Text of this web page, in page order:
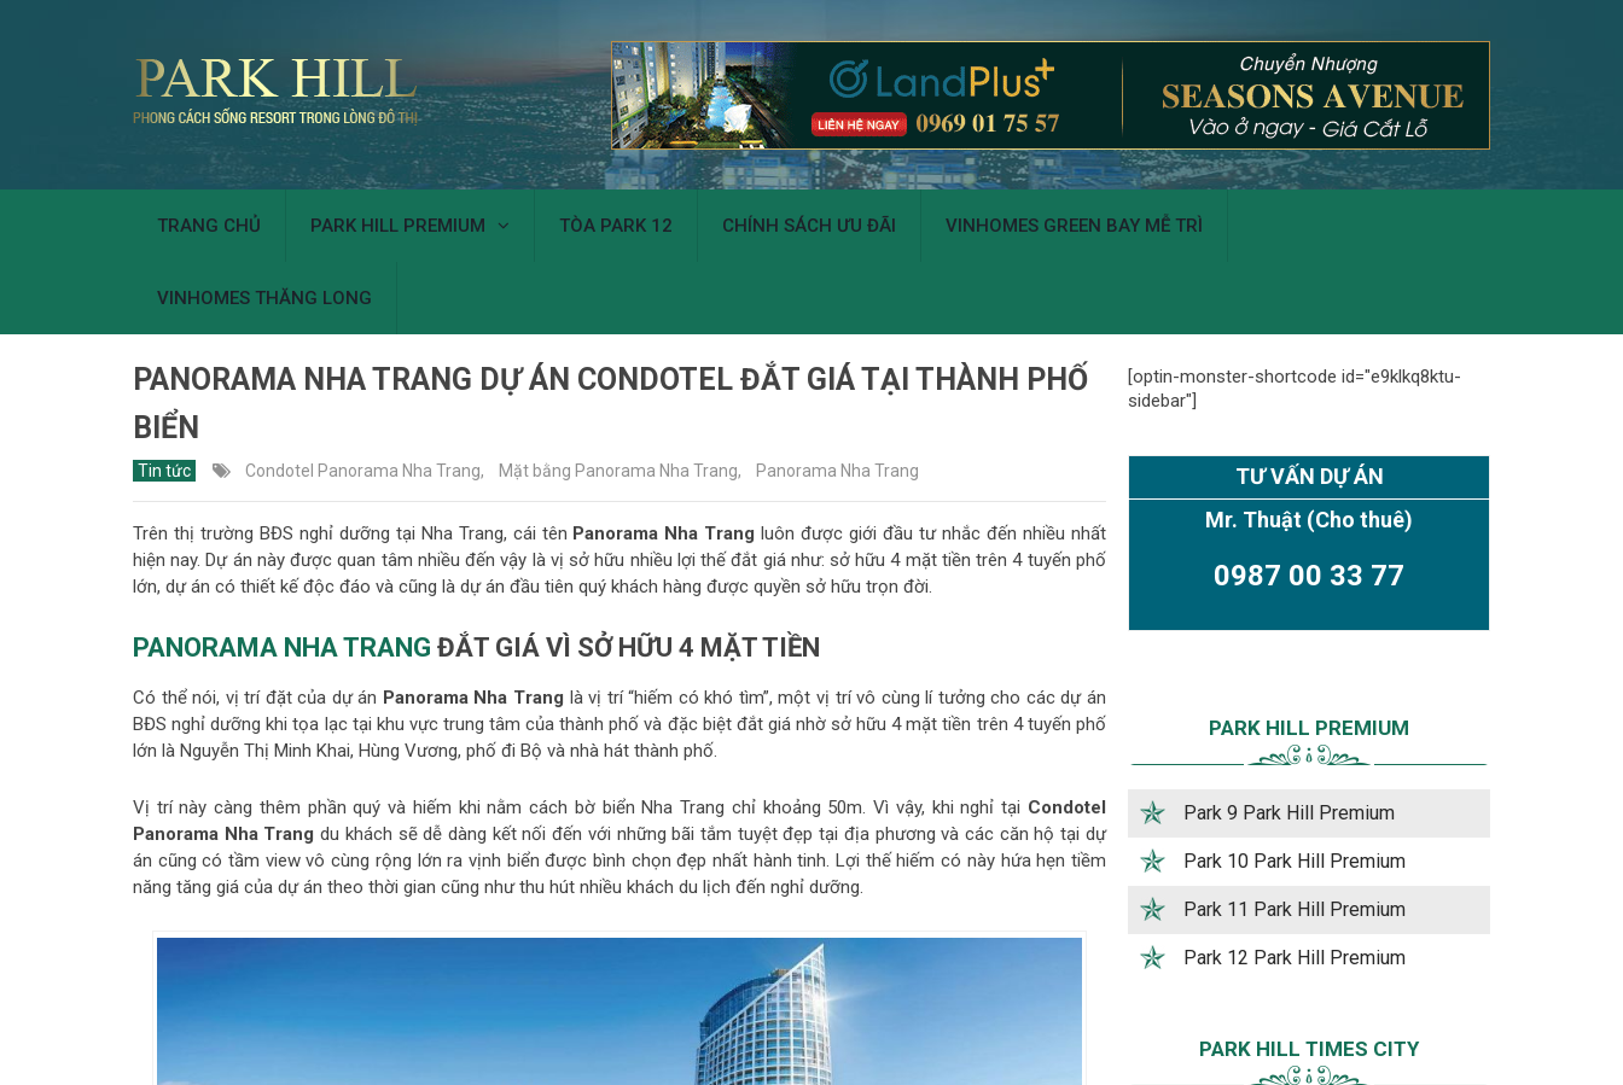
TRANG CHỦ PARK HILL PREMIUM TÒA PARK 12 CHÍNH SÁCH ƯU ĐÃI VINHOMES GREEN BAY MỄ TRÌ
VINHOMES THĂNG LONG
PANORAMA NHA TRANG DỰ ÁN CONDOTEL ĐẮT GIÁ TẠI THÀNH PHỐ
BIỂN
Tin tức Condotel Panorama Nha Trang, Mặt bằng Panorama Nha Trang, Panorama Nha Trang
Trên thị trường BĐS nghỉ dưỡng tại Nha Trang, cái tên Panorama Nha Trang luôn được giới đầu tư nhắc đến nhiều nhất
hiện nay. Dự án này được quan tâm nhiều đến vậy là vị sở hữu nhiều lợi thế đắt giá như: sở hữu 4 mặt tiền trên 4 tuyến phố
lớn, dự án có thiết kế độc đáo và cũng là dự án đầu tiên quý khách hàng được quyền sở hữu trọn đời.
PANORAMA NHA TRANG ĐẮT GIÁ VÌ SỞ HỮU 4 MẶT TIỀN
Có thể nói, vị trí đặt của dự án Panorama Nha Trang là vị trí “hiếm có khó tìm”, một vị trí vô cùng lí tưởng cho các dự án
BĐS nghỉ dưỡng khi tọa lạc tại khu vực trung tâm của thành phố và đặc biệt đắt giá nhờ sở hữu 4 mặt tiền trên 4 tuyến phố
lớn là Nguyễn Thị Minh Khai, Hùng Vương, phố đi Bộ và nhà hát thành phố.
Vị trí này càng thêm phần quý và hiếm khi nằm cách bờ biển Nha Trang chỉ khoảng 50m. Vì vậy, khi nghỉ tại Condotel
Panorama Nha Trang du khách sẽ dễ dàng kết nối đến với những bãi tắm tuyệt đẹp tại địa phương và các căn hộ tại dự
án cũng có tầm view vô cùng rộng lớn ra vịnh biển được bình chọn đẹp nhất hành tinh. Lợi thế hiếm có này hứa hẹn tiềm
năng tăng giá của dự án theo thời gian cũng như thu hút nhiều khách du lịch đến nghỉ dưỡng.
[optin-monster-shortcode id="e9klkq8ktu-
sidebar"]
TƯ VẤN DỰ ÁN
Mr. Thuật (Cho thuê)
0987 00 33 77
PARK HILL PREMIUM
Park 9 Park Hill Premium
Park 10 Park Hill Premium
Park 11 Park Hill Premium
Park 12 Park Hill Premium
PARK HILL TIMES CITY